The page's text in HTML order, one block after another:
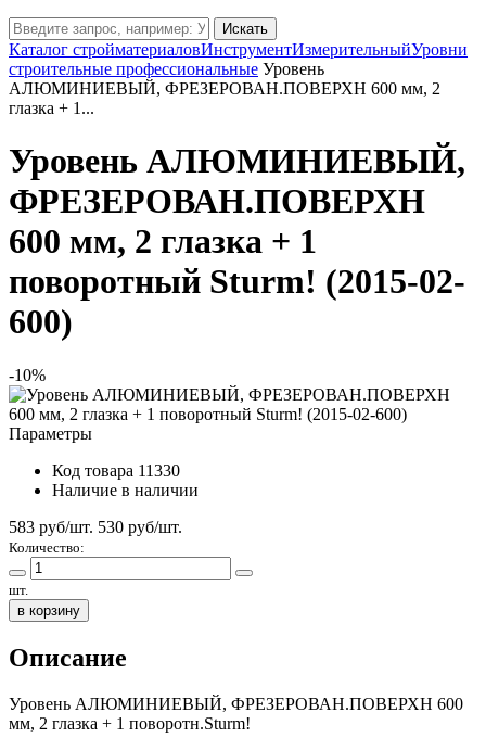
Искать
Каталог стройматериаловИнструментИзмерительныйУровни
строительные профессиональные Уровень
АЛЮМИНИЕВЫЙ, ФРЕЗЕРОВАН.ПОВЕРХН 600 мм, 2
глазка + 1...
Уровень АЛЮМИНИЕВЫЙ,
ФРЕЗЕРОВАН.ПОВЕРХН
600 мм, 2 глазка + 1
поворотный Sturm! (2015-02-
600)
-10%
Параметры
Код товара 11330
Наличие в наличии
583 руб/шт. 530 руб/шт.
Количество:
шт.
в корзину
Описание
Уровень АЛЮМИНИЕВЫЙ, ФРЕЗЕРОВАН.ПОВЕРХН 600
мм, 2 глазка + 1 поворотн.Sturm!